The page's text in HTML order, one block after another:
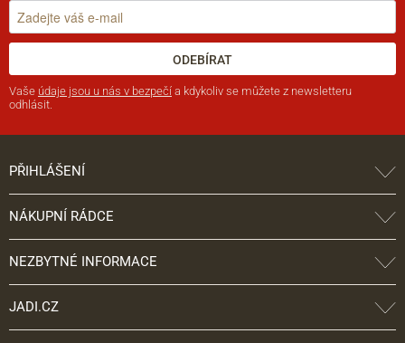
ODEBÍRAT
Vaše údaje jsou u nás v bezpečí a kdykoliv se můžete z newsletteru
odhlásit.
PŘIHLÁŠENÍ
NÁKUPNÍ RÁDCE
NEZBYTNÉ INFORMACE
JADI.CZ